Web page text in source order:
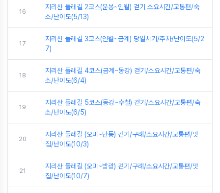
16
지리산 둘레길 2코스(운봉~인월) 걷기 소요시간/교통편/숙
소/난이도(5/13)
17
지리산 둘레길 3코스(인월~금계) 당일치기/주차/난이도(5/2
7)
18
지리산 둘레길 4코스(금계~동강) 걷기/소요시간/교통편/숙
소/난이도(6/4)
19
지리산 둘레길 5코스(동강~수철) 걷기/소요시간/교통편/숙
소/난이도(6/5)
20
지리산 둘레길 (오미~난동) 걷기/구례/소요시간/교통편/맛
집/난이도(10/3)
21
지리산 둘레길 (오미~방광) 걷기/구례/소요시간/교통편/맛
집/난이도(10/7)